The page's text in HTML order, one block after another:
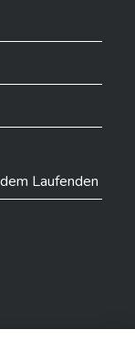
Laufenden
Store